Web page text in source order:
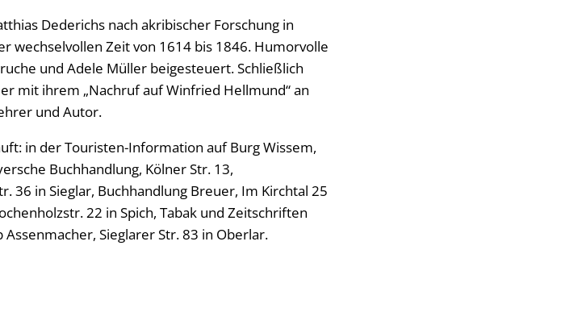
Dederichs nach akribischer Forschung in
wechselvollen Zeit von 1614 bis 1846. Humorvolle
und Adele Müller beigesteuert. Schließlich
mit ihrem „Nachruf auf Winfried Hellmund“ an
und Autor.
in der Touristen-Information auf Burg Wissem,
Buchhandlung, Kölner Str. 13,
36 in Sieglar, Buchhandlung Breuer, Im Kirchtal 25
22 in Spich, Tabak und Zeitschriften
Sieglarer Str. 83 in Oberlar.